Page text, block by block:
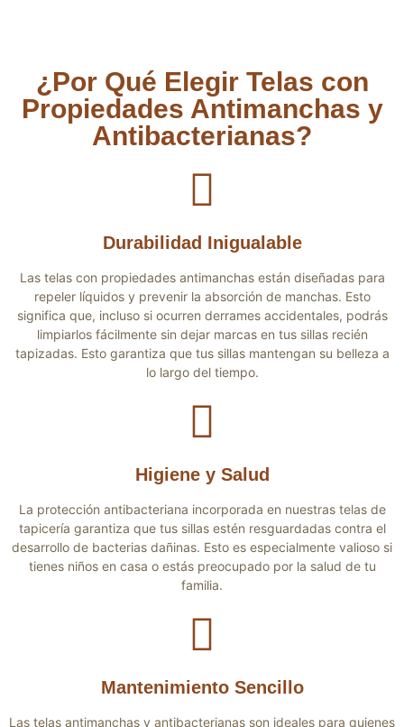
¿Por Qué Elegir Telas con
Propiedades Antimanchas y
Antibacterianas?
Durabilidad Inigualable
Las telas con propiedades antimanchas están diseñadas para
repeler líquidos y prevenir la absorción de manchas. Esto
significa que, incluso si ocurren derrames accidentales, podrás
limpiarlos fácilmente sin dejar marcas en tus sillas recién
tapizadas. Esto garantiza que tus sillas mantengan su belleza a
lo largo del tiempo.
Higiene y Salud
La protección antibacteriana incorporada en nuestras telas de
tapicería garantiza que tus sillas estén resguardadas contra el
desarrollo de bacterias dañinas. Esto es especialmente valioso si
tienes niños en casa o estás preocupado por la salud de tu
familia.
Mantenimiento Sencillo
Las telas antimanchas y antibacterianas son ideales para quienes